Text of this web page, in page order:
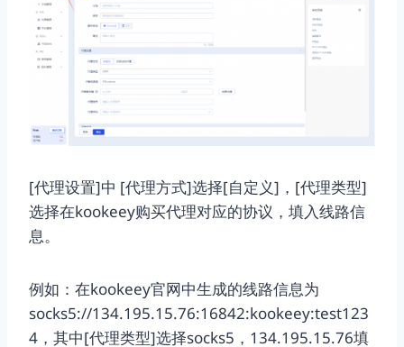
[代理设置]中 [代理方式]选择[自定义]，[代理类型]
选择在kookeey购买代理对应的协议，填入线路信
息。
例如：在kookeey官网中生成的线路信息为
socks5://134.195.15.76:16842:kookeey:test123
4，其中[代理类型]选择socks5，134.195.15.76填